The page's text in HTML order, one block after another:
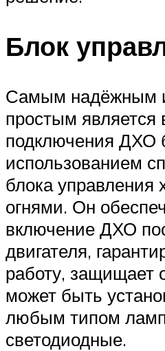
Блок
Самым надёжным
простым является
подключения ДХО
использованием
блока управления
огнями. Он
включение ДХО
двигателя,
работу, защищает
может быть
любым типом
светодиодные.